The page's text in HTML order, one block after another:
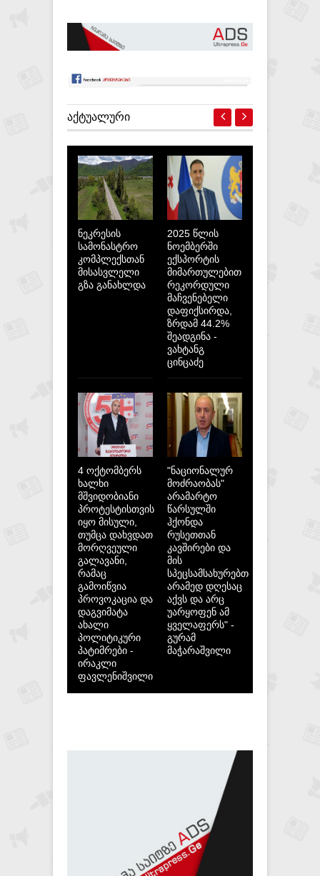
ᲐᲥᲢᲣᲐᲚᲣᲠᲘ
ნეკრესის
სამონასტრო
კომპლექსთან
მისასვლელი
გზა განახლდა
2025 წლის
ნოემბერში
ექსპორტის
მიმართულებით
რეკორდული
მაჩვენებელი
დაფიქსირდა,
ზრდამ 44.2%
შეადგინა -
ვახტანგ
ცინცაძე
4 ოქტომბერს
ხალხი
მშვიდობიანი
პროტესტისთვის
იყო მისული,
თუმცა დახვდათ
მორღვეული
გალავანი,
რამაც
გამოიწვია
პროვოკაცია და
დაგვიმატა
ახალი
პოლიტიკური
პატიმრები -
ირაკლი
ფავლენიშვილი
"ნაციონალურ
მოძრაობას"
არამარტო
წარსულში
ჰქონდა
რუსეთთან
კავშირები და
მის
სპეცსამსახურებთან,
არამედ დღესაც
აქვს და არც
უარყოფენ ამ
ყველაფერს" -
გურამ
მაჭარაშვილი